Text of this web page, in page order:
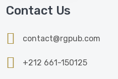
Contact Us
contact@rgpub.com
+212 661-150125